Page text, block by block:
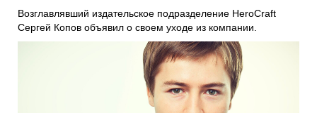
Возглавлявший издательское подразделение HeroCraft
Сергей Копов объявил о своем уходе из компании.